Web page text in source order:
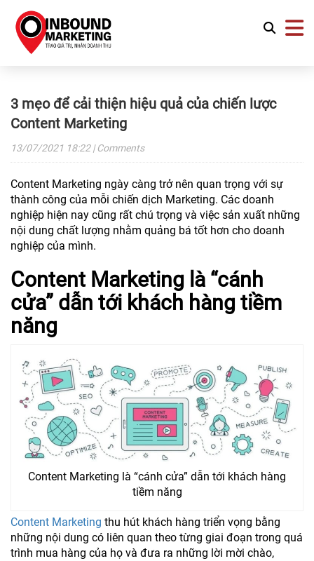
3 mẹo để cải thiện hiệu quả của chiến lược
Content Marketing
13/07/2021 18:22| Comments
Content Marketing ngày càng trở nên quan trọng với sự
thành công của mỗi chiến dịch Marketing. Các doanh
nghiệp hiện nay cũng rất chú trọng và việc sản xuất những
nội dung chất lượng nhằm quảng bá tốt hơn cho doanh
nghiệp của mình.
Content Marketing là “cánh
cửa” dẫn tới khách hàng tiềm
năng
Content Marketing là “cánh cửa” dẫn tới khách hàng
tiềm năng
Content Marketing thu hút khách hàng triển vọng bằng
những nội dung có liên quan theo từng giai đoạn trong quá
trình mua hàng của họ và đưa ra những lời mời chào,